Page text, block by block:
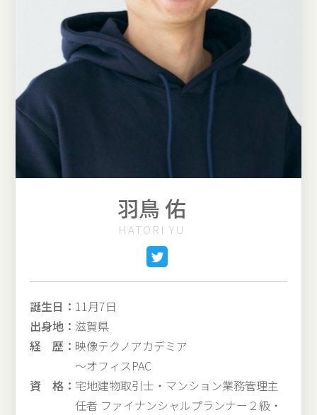
羽鳥 佑
HATORI YU
誕生日： 11月7日
出身地：滋賀県
経 歴： 映像テクノアカデミア
～オフィスPAC
資 格： 宅地建物取引士・マンション業務管理主
任者 ファイナンシャルプランナー２級・